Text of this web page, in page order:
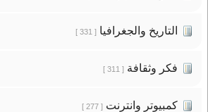
التاريخ والجغرافيا[ 331 ]
فكر وثقافة[ 311 ]
كمبيوتر وانترنت[ 277 ]